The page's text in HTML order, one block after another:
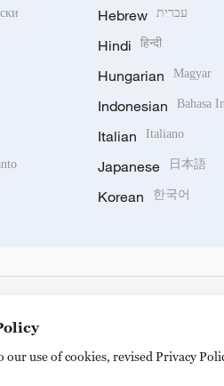
Hebrew עברית
Hindi हिन्दी
Hungarian Magyar
Indonesian Bahasa
Italian Italiano
Japanese 日本語
Korean 한국어
use of cookies, revised Privacy